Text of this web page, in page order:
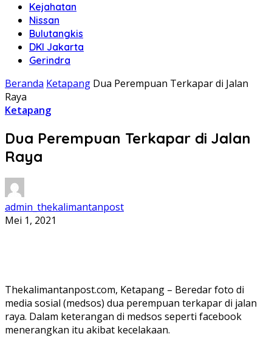
Kejahatan
Nissan
Bulutangkis
DKI Jakarta
Gerindra
Beranda Ketapang Dua Perempuan Terkapar di Jalan
Raya
Ketapang
Dua Perempuan Terkapar di Jalan
Raya
admin_thekalimantanpost
Mei 1, 2021
Thekalimantanpost.com, Ketapang – Beredar foto di
media sosial (medsos) dua perempuan terkapar di jalan
raya. Dalam keterangan di medsos seperti facebook
menerangkan itu akibat kecelakaan.